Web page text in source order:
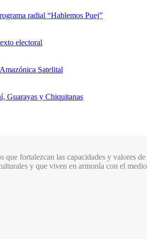
radial “Hablemos Puej”
electoral
Satelital
Guarayas y Chiquitanas
fortalezcan las capacidades y valores
y que viven en armonía con el